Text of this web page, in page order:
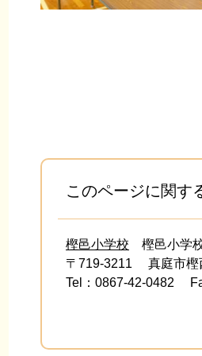
このページに関す
樫邑小学校
樫邑小学
〒719-3211
真庭市樫
Tel：0867-42-0482